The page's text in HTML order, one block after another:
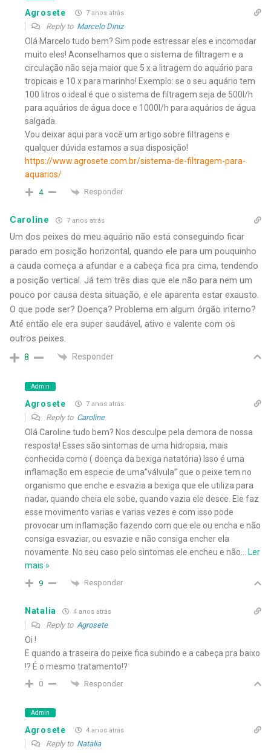
Agrosete 7 anos atrás
Reply to Marcelo Diniz
Olá Marcelo tudo bem? Sim pode estressar eles e incomodar
muito eles! Aconselhamos que o sistema de filtragem e a
circulação não seja maior que 5 x a litragem do aquário para
tropicais e 10 x para marinho! Exemplo: se o seu aquário tem
100 litros o ideal é que o sistema de filtragem seja de 500l/h
para aquários de água doce e 1000l/h para aquários de água
salgada.
Vou deixar aqui para você um artigo sobre filtragens e
qualquer dúvida estamos a sua disposição!
https://www.agrosete.com.br/sistema-de-filtragem-para-
aquarios/
4 Responder
Caroline 7 anos atrás
Um dos peixes do meu aquário não está conseguindo ficar
parado em posição horizontal, quando ele para um pouquinho
a cauda começa a afundar e a cabeça fica pra cima, tendendo
a posição vertical. Já tem três dias que ele não para nem um
pouco por causa desta situação, e ele aparenta estar exausto.
O que pode ser? Doença? Problema em algum órgão interno?
Até então ele era super saudável, ativo e valente com os
outros peixes.
8 Responder
Admin
Agrosete 7 anos atrás
Reply to Caroline
Olá Caroline tudo bem? Nos desculpe pela demora de nossa
resposta! Esses são sintomas de uma hidropsia, mais
conhecida como ( doença da bexiga natatória) Isso é uma
inflamação em especie de uma”válvula” que o peixe tem no
organismo que enche e esvazia a bexiga que ele utiliza para
nadar, quando cheia ele sobe, quando vazia ele desce. Ele faz
esse movimento varias e varias vezes e com isso pode
provocar um inflamação fazendo com que ele ou encha e não
consiga esvaziar, ou esvazie e não consiga encher ela
novamente. No seu caso pelo sintomas ele encheu e não
Ler
mais »
9 Responder
Natalia 4 anos atrás
Reply to Agrosete
Oi !
E quando a traseira do peixe fica subindo e a cabeça pra baixo
!? É o mesmo tratamento!?
0 Responder
Admin
Agrosete 4 anos atrás
Reply to Natalia